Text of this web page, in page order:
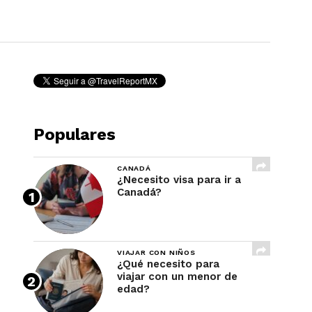
Populares
CANADÁ
¿Necesito visa para ir a
Canadá?
VIAJAR CON NIÑOS
¿Qué necesito para
viajar con un menor de
edad?